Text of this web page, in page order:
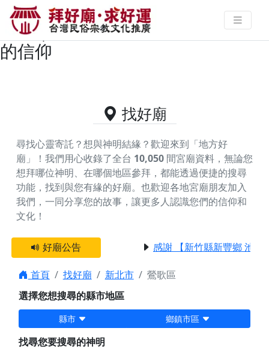
新北市鶯歌區供奉廣澤尊王的好廟
資料｜拜好廟求好運 找到與您有緣
的信仰
找好廟
尋找心靈寄託？想與神明結緣？歡迎來到「地方好
廟」！我們用心收錄了全台 10,050 間宮廟資料，無論您
想拜哪位神明、在哪個地區參拜，都能透過便捷的搜尋
功能，找到與您有緣的好廟。 也歡迎各地宮廟朋友加入
我們，一同分享您的故事，讓更多人認識您們的信仰和
文化！
好廟公告 感謝 【新竹縣新豐鄉 池和
首頁 找好廟 新北市
鶯歌區
選擇您想搜尋的縣市地區
縣市 鄉鎮市區
找尋您要搜尋的神明